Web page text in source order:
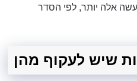
אלה יותר, לפי הסדר